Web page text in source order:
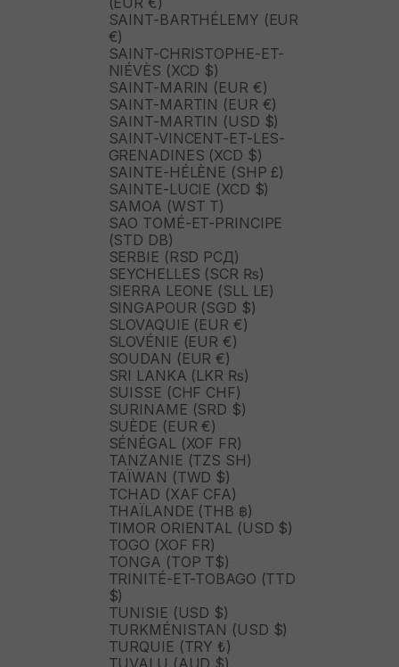
SAINT-BARTHÉLEMY (EUR
€)
SAINT-CHRISTOPHE-ET-
NIÉVÈS (XCD $)
SAINT-MARIN (EUR €)
SAINT-MARTIN (EUR €)
SAINT-MARTIN (USD $)
SAINT-VINCENT-ET-LES-
GRENADINES (XCD $)
SAINTE-HÉLÈNE (SHP £)
SAINTE-LUCIE (XCD $)
SAMOA (WST T)
SAO TOMÉ-ET-PRINCIPE
(STD DB)
SERBIE (RSD РСД)
SEYCHELLES (SCR ₨)
SIERRA LEONE (SLL LE)
SINGAPOUR (SGD $)
SLOVAQUIE (EUR €)
SLOVÉNIE (EUR €)
SOUDAN (EUR €)
SRI LANKA (LKR ₨)
SUISSE (CHF CHF)
SURINAME (SRD $)
SUÈDE (EUR €)
SÉNÉGAL (XOF FR)
TANZANIE (TZS SH)
TAÏWAN (TWD $)
TCHAD (XAF CFA)
THAÏLANDE (THB ฿)
TIMOR ORIENTAL (USD $)
TOGO (XOF FR)
TONGA (TOP T$)
TRINITÉ-ET-TOBAGO (TTD
$)
TUNISIE (USD $)
TURKMÉNISTAN (USD $)
TURQUIE (TRY ₺)